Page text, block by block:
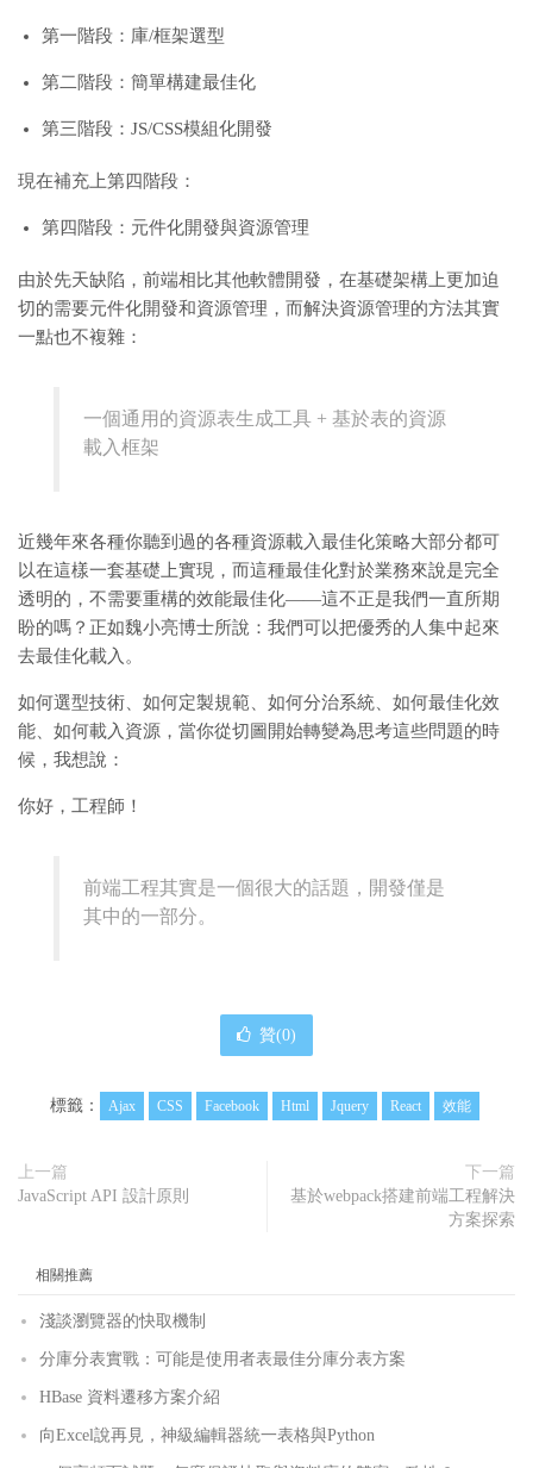
第一階段：庫/框架選型
第二階段：簡單構建最佳化
第三階段：JS/CSS模組化開發
現在補充上第四階段：
第四階段：元件化開發與資源管理
由於先天缺陷，前端相比其他軟體開發，在基礎架構上更加迫
切的需要元件化開發和資源管理，而解決資源管理的方法其實
一點也不複雜：
一個通用的資源表生成工具 + 基於表的資源
載入框架
近幾年來各種你聽到過的各種資源載入最佳化策略大部分都可
以在這樣一套基礎上實現，而這種最佳化對於業務來說是完全
透明的，不需要重構的效能最佳化——這不正是我們一直所期
盼的嗎？正如魏小亮博士所說：我們可以把優秀的人集中起來
去最佳化載入。
如何選型技術、如何定製規範、如何分治系統、如何最佳化效
能、如何載入資源，當你從切圖開始轉變為思考這些問題的時
候，我想說：
你好，工程師！
前端工程其實是一個很大的話題，開發僅是
其中的一部分。
贊(0)
標籤： Ajax CSS Facebook Html Jquery React 效能
上一篇
JavaScript API 設計原則
下一篇
基於webpack搭建前端工程解決
方案探索
相關推薦
淺談瀏覽器的快取機制
分庫分表實戰：可能是使用者表最佳分庫分表方案
HBase 資料遷移方案介紹
向Excel說再見，神級編輯器統一表格與Python